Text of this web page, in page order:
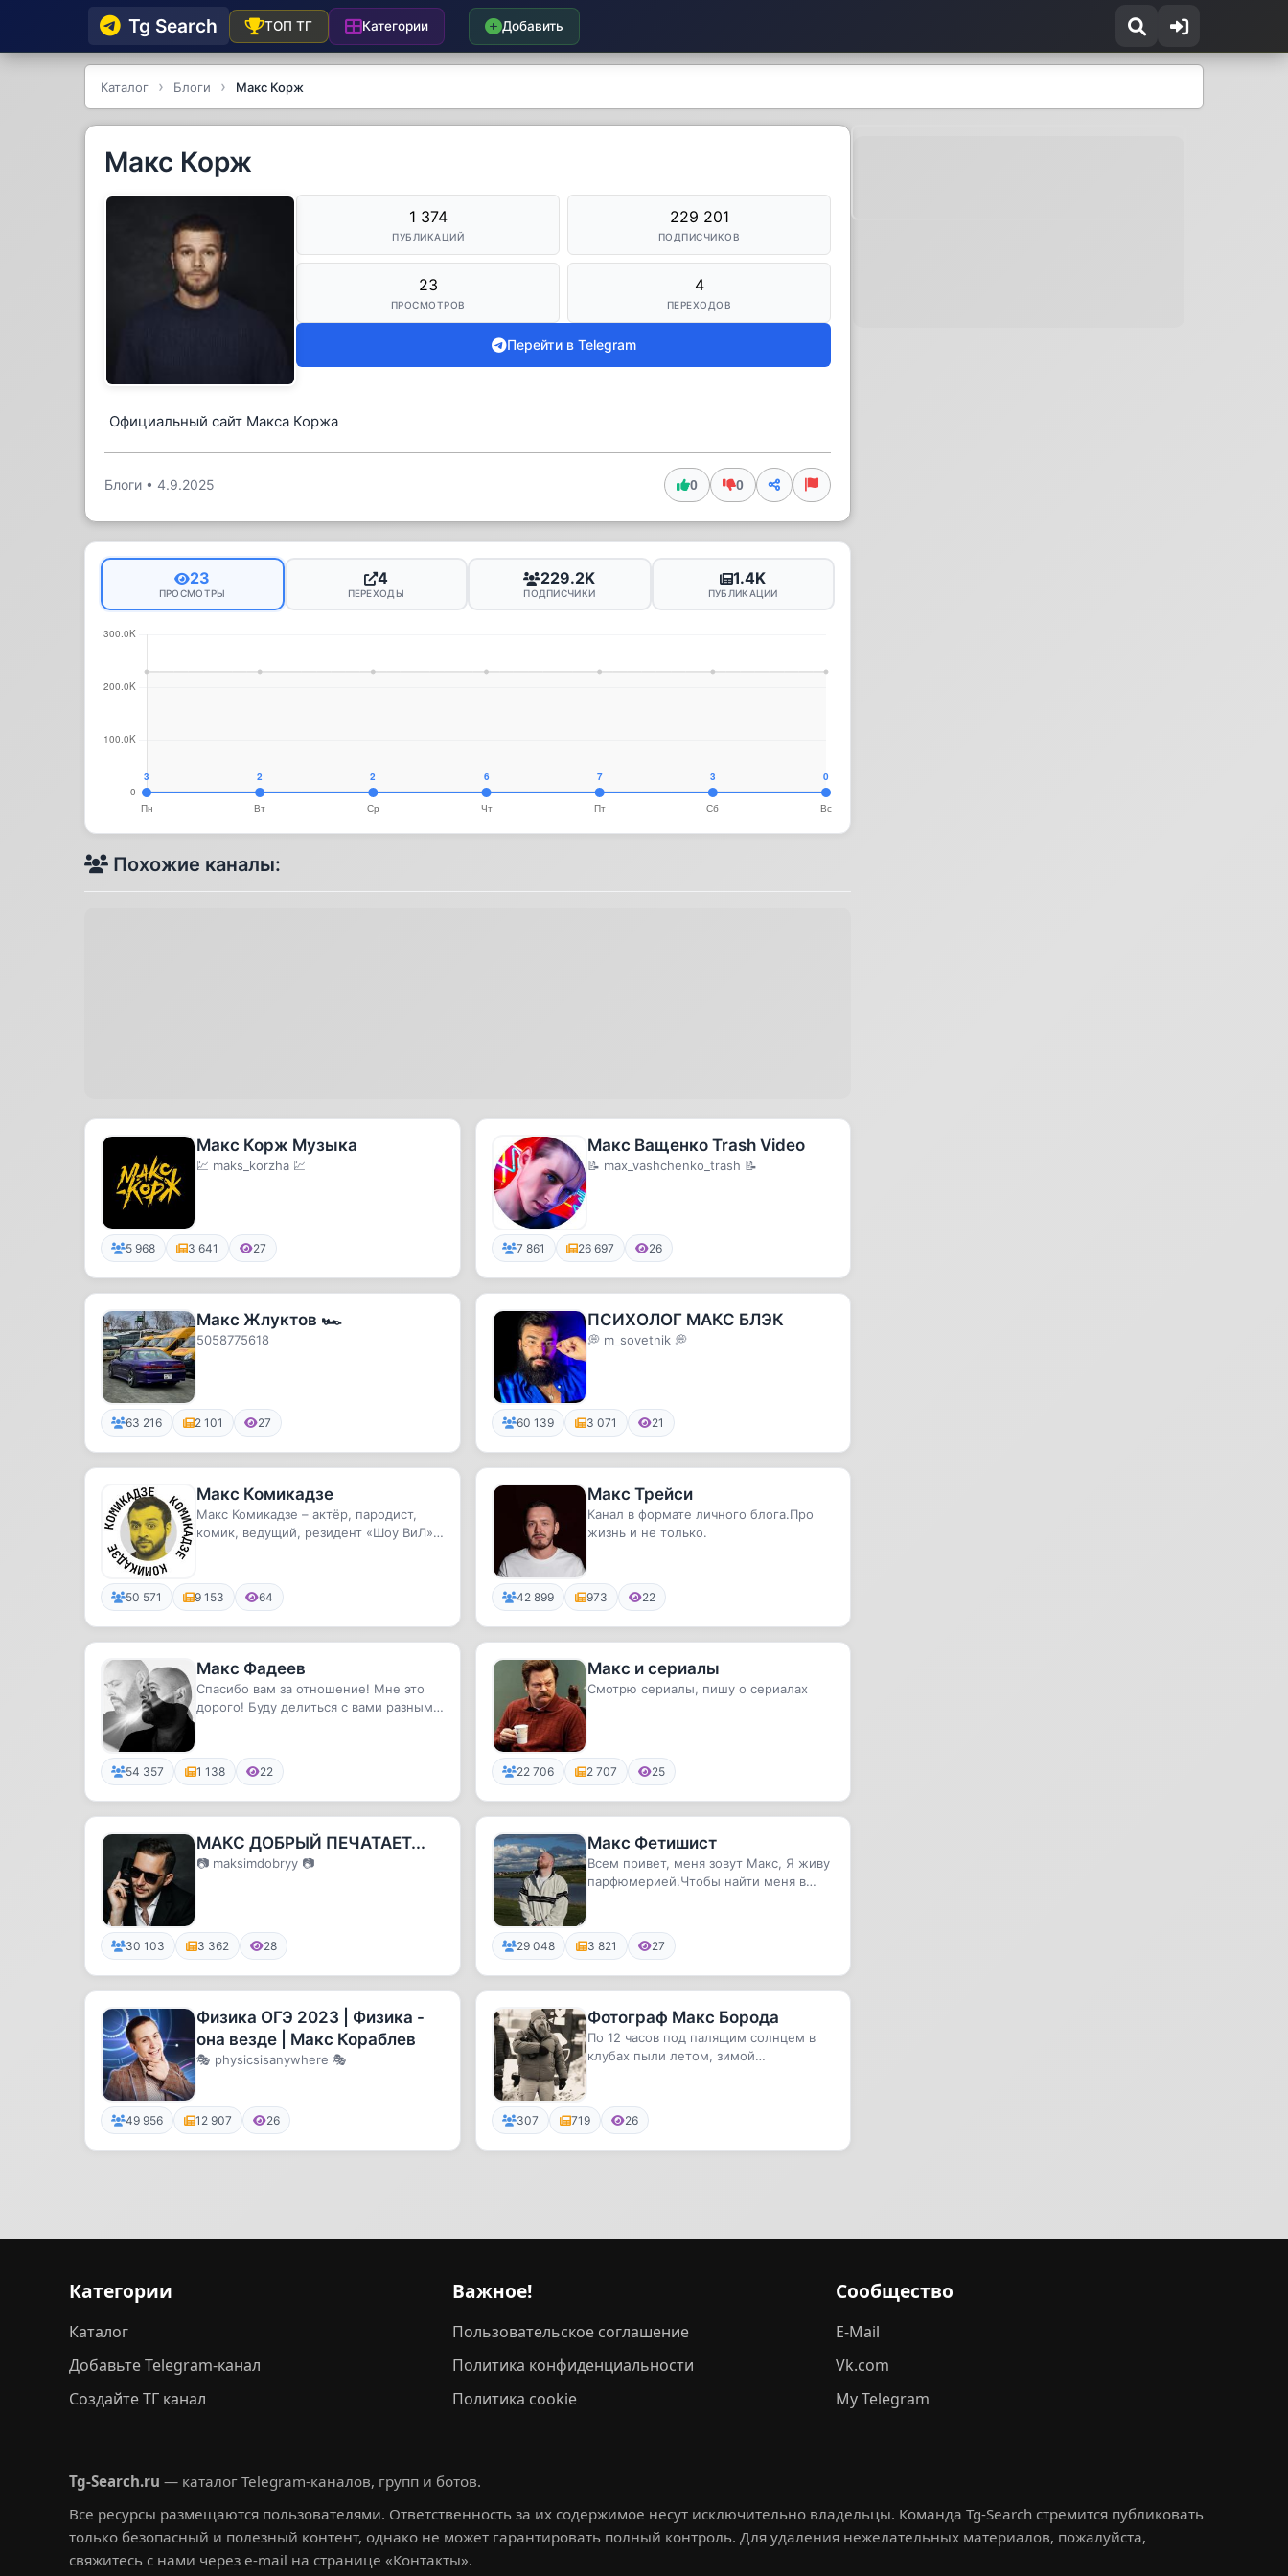
Tg Searсh ТОП ТГ Категории Добавить
Каталог Блоги Макс Корж
Макс Корж
1 374
ПУБЛИКАЦИЙ
229 201
ПОДПИСЧИКОВ
23
ПРОСМОТРОВ
4
ПЕРЕХОДОВ
Перейти в Telegram
Официальный сайт Макса Коржа
Блоги • 4.9.2025 0 0
23
ПРОСМОТРЫ
4
ПЕРЕХОДЫ
229.2K
ПОДПИСЧИКИ
1.4K
ПУБЛИКАЦИИ
Похожие каналы:
Макс Корж Музыка
💹 maks_korzha 💹
5 968 3 641 27
Макс Ващенко Trash Video
📝 max_vashchenko_trash 📝
7 861 26 697 26
Макс Жлуктов 🏎️
5058775618
63 216 2 101 27
ПСИХОЛОГ МАКС БЛЭК
💭 m_sovetnik 💭
60 139 3 071 21
Макс Комикадзe
Макс Комикадзe – актёр, пародист,
комик, ведущий, резидент «Шоу ВиЛ».
50 571 9 153 64
Макс Трейси
Канал в формате личного блога.Про
жизнь и не только.
42 899 973 22
Макс Фадеев
Спасибо вам за отношение! Мне это
дорого! Буду делиться с вами разными
54 357 1 138 22
Макс и сериалы
Смотрю сериалы, пишу о сериалах
22 706 2 707 25
МАКС ДОБРЫЙ ПЕЧАТАЕТ...
📷 maksimdobryy 📷
30 103 3 362 28
Макс Фетишист
Всем привет, меня зовут Макс, Я живу
парфюмерией.Чтобы найти меня в
29 048 3 821 27
Физика ОГЭ 2023 | Физика -
она везде | Макс Кораблев
🎭 physicsisanywhere 🎭
49 956 12 907 26
Фотограф Макс Борода
По 12 часов под палящим солнцем в
клубах пыли летом, зимой
307 719 26
Категории
Каталог
Добавьте Telegram-канал
Создайте ТГ канал
Важное!
Пользовательское соглашение
Политика конфиденциальности
Политика cookie
Сообщество
E-Mail
Vk.com
My Telegram
Tg-Search.ru — каталог Telegram-каналов, групп и ботов.
Все ресурсы размещаются пользователями. Ответственность за их содержимое несут исключительно владельцы. Команда Tg-Search стремится публиковать
только безопасный и полезный контент, однако не может гарантировать полный контроль. Для удаления нежелательных материалов, пожалуйста,
свяжитесь с нами через e-mail на странице «Контакты».